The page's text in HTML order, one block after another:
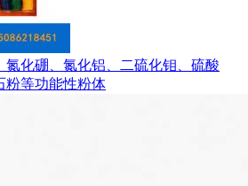
氮化硼、氮化铝、二硫化钼、硫酸
粉等功能性粉体